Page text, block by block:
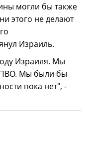
могли бы также
этого не делают
Израиль.
Израиля. Мы
ПВО. Мы были бы
пока нет", -